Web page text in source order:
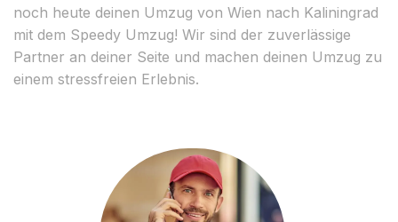
noch heute deinen Umzug von Wien nach Kaliningrad
mit dem Speedy Umzug! Wir sind der zuverlässige
Partner an deiner Seite und machen deinen Umzug zu
einem stressfreien Erlebnis.